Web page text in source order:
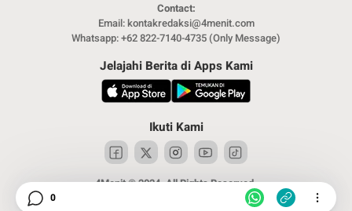
Contact:
Email: kontakredaksi@4menit.com
Whatsapp: +62 822-7140-4735 (Only Message)
Jelajahi Berita di Apps Kami
Ikuti Kami
4Menit © 2024. All Rights Reserved.
0